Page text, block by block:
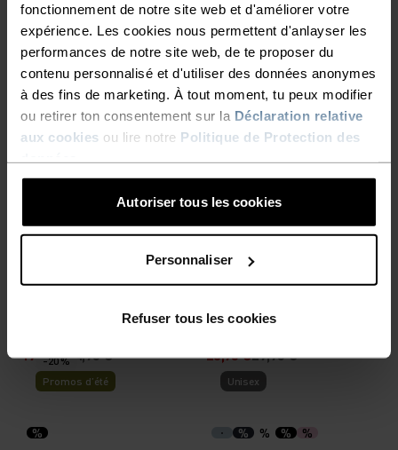
fonctionnement de notre site web et d'améliorer votre
expérience. Les cookies nous permettent d'anlayser les
performances de notre site web, de te proposer du
contenu personnalisé et d'utiliser des données anonymes
à des fins de marketing. À tout moment, tu peux modifier
ou retirer ton consentement sur la Déclaration relative
aux cookies ou lire notre Politique de Protection des
Autoriser tous les cookies
Personnaliser
Refuser tous les cookies
%
Collant de running
Essential
64,95 €
%
Short de running
Zeroweight 4 Inch
54,95 €
-30 %
Promos d’été
Collant court de running
Essential Sprinter
31,45 €44,95 €
Short de running avec slip
Zeroweight 3 Inch
64,95 €
-20 %
19,95 €24,95 €
-20 %
Slip Active Light
23,95 €29,95 €
-20 %
Promos d’été
%
Unisex
% % % %